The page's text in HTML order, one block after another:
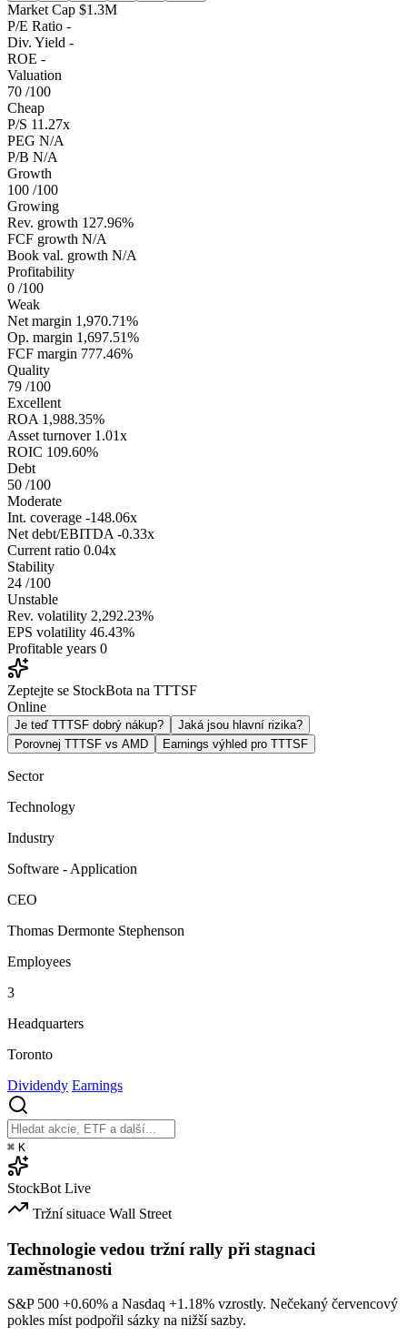
Market Cap $1.3M
P/E Ratio -
Div. Yield -
ROE -
Valuation
70 /100
Cheap
P/S 11.27x
PEG N/A
P/B N/A
Growth
100 /100
Growing
Rev. growth 127.96%
FCF growth N/A
Book val. growth N/A
Profitability
0 /100
Weak
Net margin 1,970.71%
Op. margin 1,697.51%
FCF margin 777.46%
Quality
79 /100
Excellent
ROA 1,988.35%
Asset turnover 1.01x
ROIC 109.60%
Debt
50 /100
Moderate
Int. coverage -148.06x
Net debt/EBITDA -0.33x
Current ratio 0.04x
Stability
24 /100
Unstable
Rev. volatility 2,292.23%
EPS volatility 46.43%
Profitable years 0
Zeptejte se StockBota na TTTSF
Online
Je teď TTTSF dobrý nákup?
Jaká jsou hlavní rizika?
Porovnej TTTSF vs AMD
Earnings výhled pro TTTSF
Sector
Technology
Industry
Software - Application
CEO
Thomas Dermonte Stephenson
Employees
3
Headquarters
Toronto
Dividendy Earnings
⌘ K
StockBot Live
Tržní situace Wall Street
Technologie vedou tržní rally při stagnaci
zaměstnanosti
S&P 500 +0.60% a Nasdaq +1.18% vzrostly. Nečekaný červencový
pokles míst podpořil sázky na nižší sazby.